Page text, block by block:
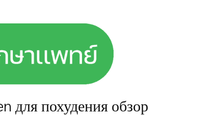
для похудения обзор